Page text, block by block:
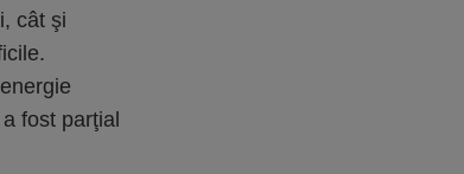
cât şi
fost parţial